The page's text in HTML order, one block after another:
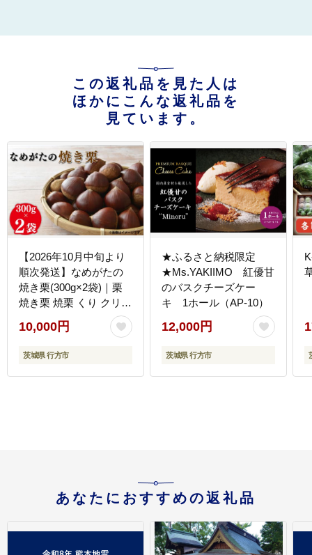
この返礼品を見た人は
ほかにこんな返礼品を
見ています。
【2026年10月中旬より
順次発送】なめがたの
焼き栗(300g×2袋)｜栗
焼き栗 焼栗 くり クリ
熟成 真空 真空パック 先
行予約 茨城県 行方市
(CS-5)
10,000円
茨城県 行方市
★ふるさと納税限定
★Ms.YAKIIMO 紅優甘
のバスクチーズケー
キ 1ホール（AP-10）
12,000円
茨城県 行方市
あなたにおすすめの返礼品